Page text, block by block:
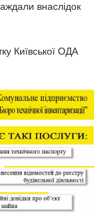
внаслідок
Київської ОДА